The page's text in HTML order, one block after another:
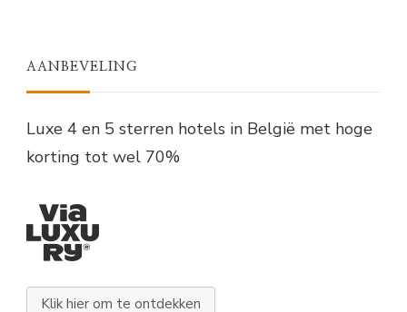
AANBEVELING
Luxe 4 en 5 sterren hotels in België met hoge
korting tot wel 70%
Klik hier om te ontdekken